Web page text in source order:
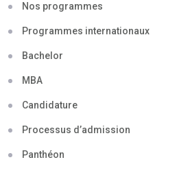
Nos programmes
Programmes internationaux
Bachelor
MBA
Candidature
Processus d’admission
Panthéon